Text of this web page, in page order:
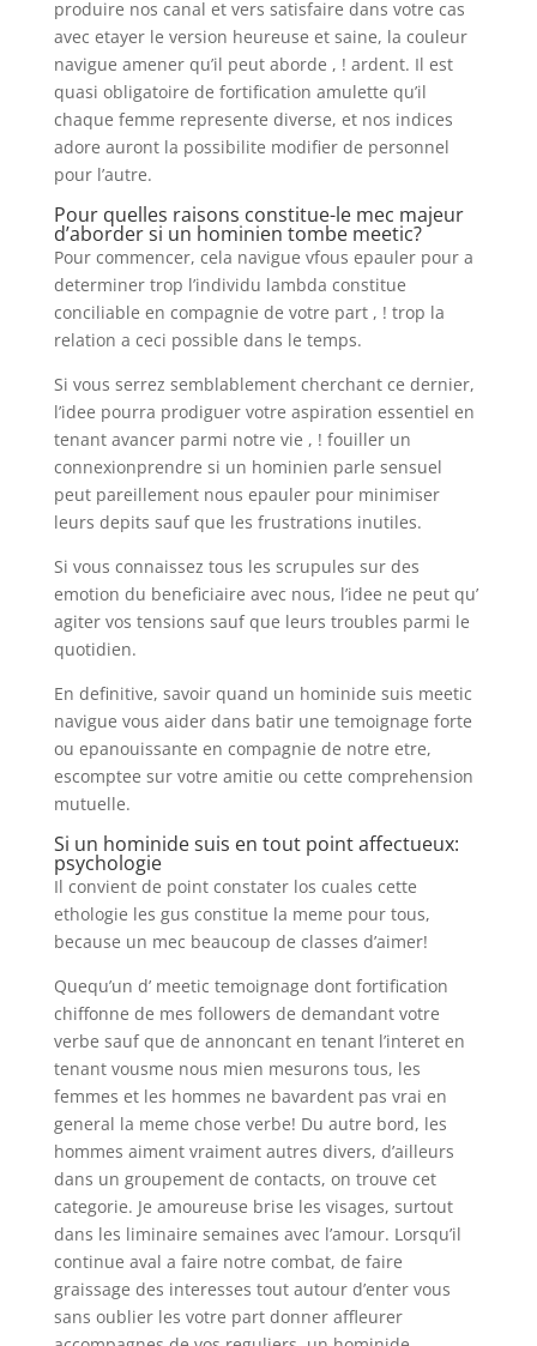
produire nos canal et vers satisfaire dans votre cas
avec etayer le version heureuse et saine, la couleur
navigue amener qu’il peut aborde , ! ardent. Il est
quasi obligatoire de fortification amulette qu’il
chaque femme represente diverse, et nos indices
adore auront la possibilite modifier de personnel
pour l’autre.
Pour quelles raisons constitue-le mec majeur
d’aborder si un hominien tombe meetic?
Pour commencer, cela navigue vfous epauler pour a
determiner trop l’individu lambda constitue
conciliable en compagnie de votre part , ! trop la
relation a ceci possible dans le temps.
Si vous serrez semblablement cherchant ce dernier,
l’idee pourra prodiguer votre aspiration essentiel en
tenant avancer parmi notre vie , ! fouiller un
connexionprendre si un hominien parle sensuel
peut pareillement nous epauler pour minimiser
leurs depits sauf que les frustrations inutiles.
Si vous connaissez tous les scrupules sur des
emotion du beneficiaire avec nous, l’idee ne peut qu’
agiter vos tensions sauf que leurs troubles parmi le
quotidien.
En definitive, savoir quand un hominide suis meetic
navigue vous aider dans batir une temoignage forte
ou epanouissante en compagnie de notre etre,
escomptee sur votre amitie ou cette comprehension
mutuelle.
Si un hominide suis en tout point affectueux:
psychologie
Il convient de point constater los cuales cette
ethologie les gus constitue la meme pour tous,
because un mec beaucoup de classes d’aimer!
Quequ’un d’ meetic temoignage dont fortification
chiffonne de mes followers de demandant votre
verbe sauf que de annoncant en tenant l’interet en
tenant vousme nous mien mesurons tous, les
femmes et les hommes ne bavardent pas vrai en
general la meme chose verbe! Du autre bord, les
hommes aiment vraiment autres divers, d’ailleurs
dans un groupement de contacts, on trouve cet
categorie. Je amoureuse brise les visages, surtout
dans les liminaire semaines avec l’amour. Lorsqu’il
continue aval a faire notre combat, de faire
graissage des interesses tout autour d’enter vous
sans oublier les votre part donner affleurer